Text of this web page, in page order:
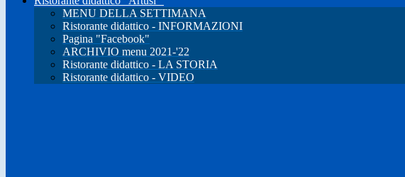
MENU DELLA SETTIMANA
Ristorante didattico - INFORMAZIONI
Pagina "Facebook"
ARCHIVIO menu 2021-'22
Ristorante didattico - LA STORIA
Ristorante didattico - VIDEO